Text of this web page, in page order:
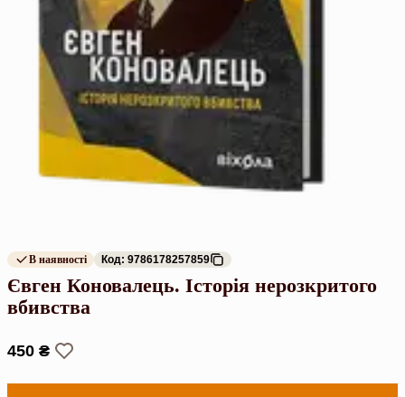
В наявності Код: 9786178257859
Євген Коновалець. Історія нерозкритого
вбивства
450 ₴